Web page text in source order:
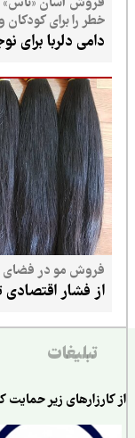
خطر را برای کودکان و
دامی دلربا برای
فروش مو در فضای
از فشار اقتصادی تا
تبلیغات
زیر حمایت کنید: